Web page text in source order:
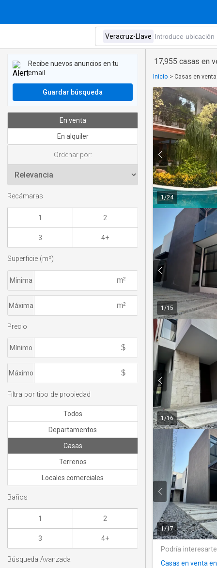
17,955 casas en
Inicio > Casas en
1/24
1 /15
1/16
1/17
Podría
Casas en venta
Recibe nuevos anuncios en tu
email
Guardar búsqueda
En venta
En alquiler
Ordenar por:
Recámaras
1 2
3 4+
Superficie (m²)
Mínima
Máxima
Precio
Mínimo
Máximo
Filtra por tipo de propiedad
Todos
Departamentos
Casas
Terrenos
Locales comerciales
Baños
1 2
3 4+
Búsqueda Avanzada